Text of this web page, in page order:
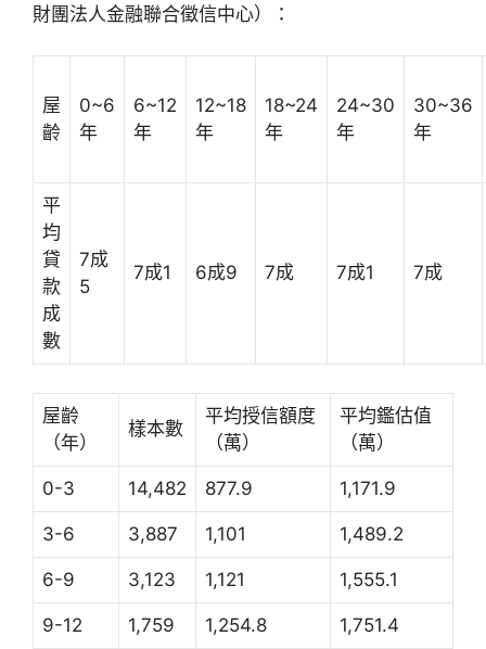
財團法人金融聯合徵信中心）：
屋
齡
0~6
年
6~12
年
12~18
年
18~24
年
24~30
年
30~36
年
平
均
貸
款
成
數
7成
5
7成1 6成9 7成 7成1 7成
屋齡
（年）
樣本數
平均授信額度
（萬）
平均鑑估值
（萬）
0-3 14,482 877.9 1,171.9
3-6 3,887 1,101 1,489.2
6-9 3,123 1,121 1,555.1
9-12 1,759 1,254.8 1,751.4